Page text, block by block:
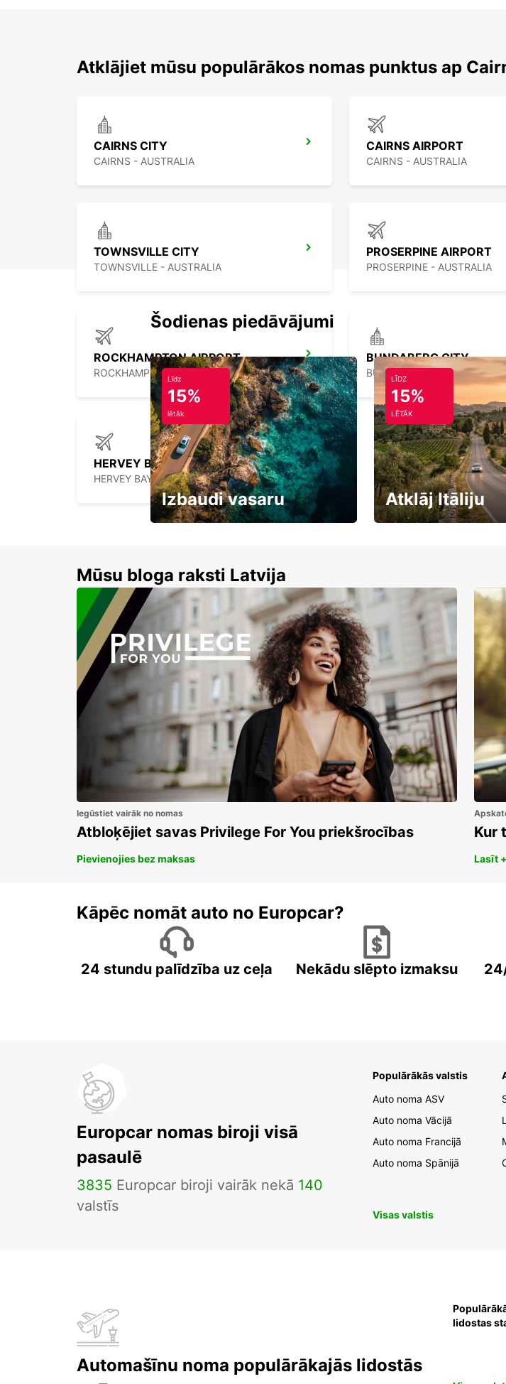
Atklājiet mūsu populārākos nomas punktus ap
CAIRNS CITY
CAIRNS - AUSTRALIA
CAIRNS AIRPORT
CAIRNS - AUSTRALIA
TOWNSVILLE CITY
TOWNSVILLE - AUSTRALIA
PROSERPINE AIRPORT
PROSERPINE - AUSTRALIA
ROCKHAMPTON AIRPORT
ROCKHAMPTON - AUSTRALIA
BUNDABERG CITY
BUNDABERG - AUSTRALIA
HERVEY BAY AIRPORT
HERVEY BAY - AUSTRALIA
Šodienas piedāvājumi
Līdz
15%
lētāk
Izbaudi vasaru
LĪDZ
15%
LĒTĀK
Atklāj Itāliju
Mūsu bloga raksti Latvija
Iegūstiet vairāk no nomas
Atbloķējiet savas Privilege For You priekšrocības
Pievienojies bez maksas
Kur
Lasīt +
Kāpēc nomāt auto no Europcar?
24 stundu palīdzība uz ceļa Nekādu slēpto izmaksu
Europcar nomas biroji visā
pasaulē
3835 Europcar biroji vairāk nekā 140
valstīs
Populārākās valstis
Auto noma ASV
Auto noma Vācijā
Auto noma Francijā
Auto noma Spānijā
Visas valstis
Automašīnu noma populārākajās lidostās
lidostas